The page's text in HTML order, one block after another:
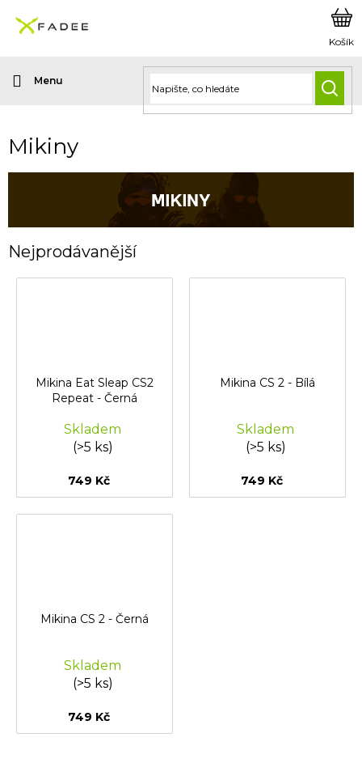
obsah
Mikiny
Nejprodávanější
Mikina Eat Sleap CS2
Repeat - Černá
Skladem
(>5 ks)
749 Kč
Mikina CS 2 - Bílá
Skladem
(>5 ks)
749 Kč
Mikina CS 2 - Černá
Skladem
(>5 ks)
749 Kč